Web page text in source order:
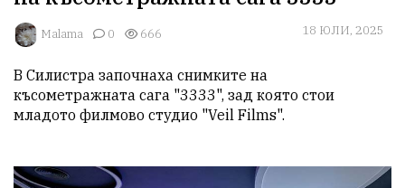
Malama 0 666 18 ЮЛИ, 2025
В Силистра започнаха снимките на
късометражната сага "3333", зад която стои
младото филмово студио "Veil Films".